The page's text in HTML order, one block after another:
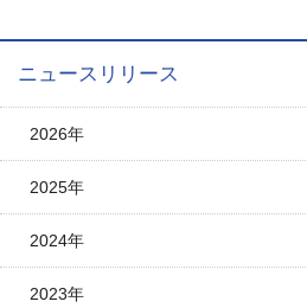
ニュースリリース
2026年
2025年
2024年
2023年